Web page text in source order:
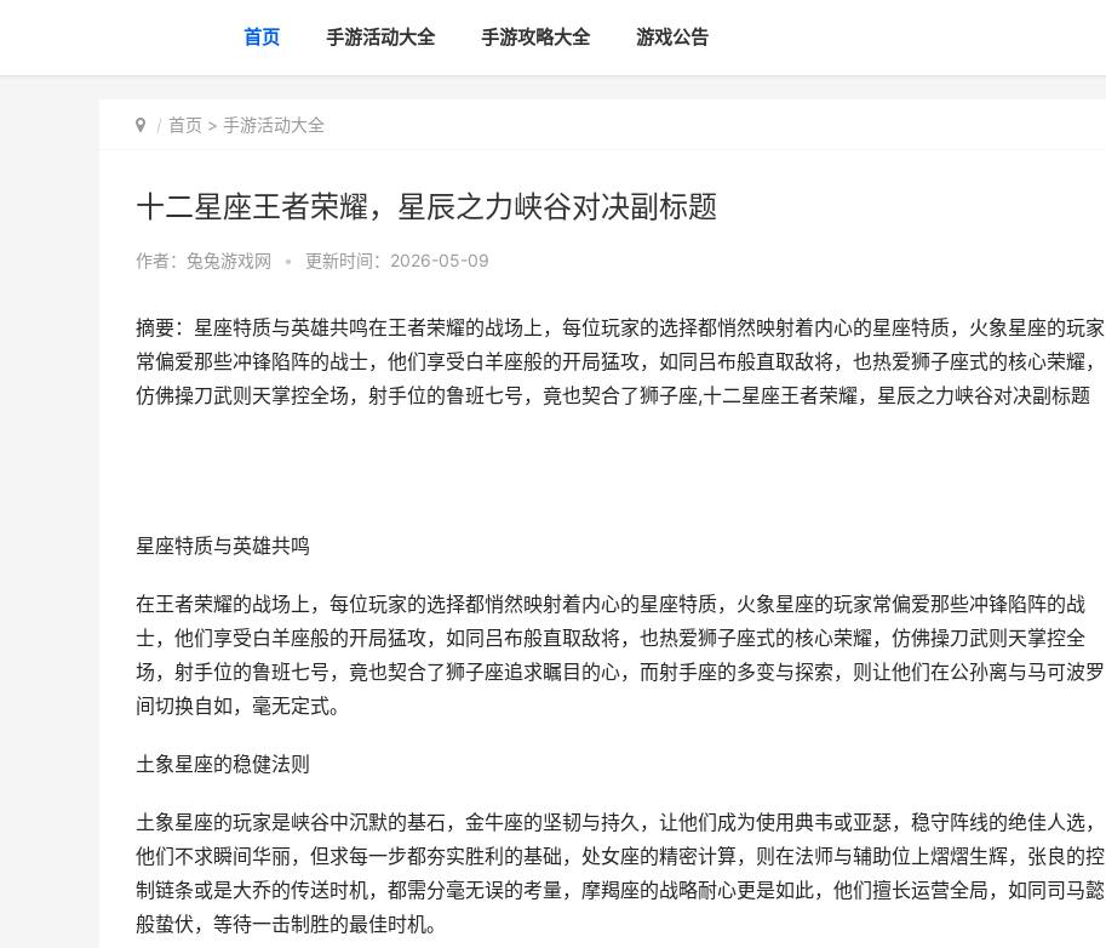
首页 手游活动大全 手游攻略大全 游戏公告
首页 > 手游活动大全
十二星座王者荣耀，星辰之力峡谷对决副标题
作者： 兔兔游戏网 • 更新时间：2026-05-09
摘要：星座特质与英雄共鸣在王者荣耀的战场上，每位玩家的选择都悄然映射着内心的星座特质，火象星座的玩家
常偏爱那些冲锋陷阵的战士，他们享受白羊座般的开局猛攻，如同吕布般直取敌将，也热爱狮子座式的核心荣耀，
仿佛操刀武则天掌控全场，射手位的鲁班七号，竟也契合了狮子座,十二星座王者荣耀，星辰之力峡谷对决副标题
星座特质与英雄共鸣
在王者荣耀的战场上，每位玩家的选择都悄然映射着内心的星座特质，火象星座的玩家常偏爱那些冲锋陷阵的战
士，他们享受白羊座般的开局猛攻，如同吕布般直取敌将，也热爱狮子座式的核心荣耀，仿佛操刀武则天掌控全
场，射手位的鲁班七号，竟也契合了狮子座追求瞩目的心，而射手座的多变与探索，则让他们在公孙离与马可波罗
间切换自如，毫无定式。
土象星座的稳健法则
土象星座的玩家是峡谷中沉默的基石，金牛座的坚韧与持久，让他们成为使用典韦或亚瑟，稳守阵线的绝佳人选，
他们不求瞬间华丽，但求每一步都夯实胜利的基础，处女座的精密计算，则在法师与辅助位上熠熠生辉，张良的控
制链条或是大乔的传送时机，都需分毫无误的考量，摩羯座的战略耐心更是如此，他们擅长运营全局，如同司马懿
般蛰伏，等待一击制胜的最佳时机。